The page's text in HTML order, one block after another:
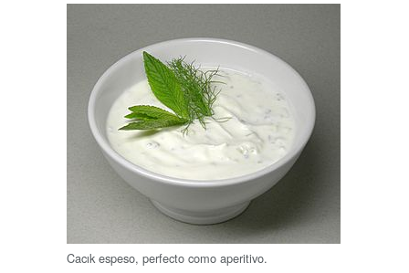
Cacık espeso, perfecto como aperitivo.